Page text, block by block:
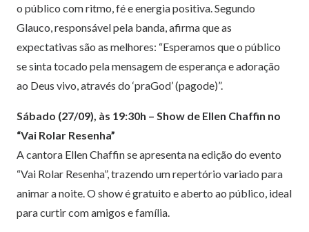
o público com ritmo, fé e energia positiva. Segundo
Glauco, responsável pela banda, afirma que as
expectativas são as melhores: “Esperamos que o público
se sinta tocado pela mensagem de esperança e adoração
ao Deus vivo, através do ‘praGod’ (pagode)”.
Sábado (27/09), às 19:30h – Show de Ellen Chaffin no
“Vai Rolar Resenha”
A cantora Ellen Chaffin se apresenta na edição do evento
“Vai Rolar Resenha”, trazendo um repertório variado para
animar a noite. O show é gratuito e aberto ao público, ideal
para curtir com amigos e família.